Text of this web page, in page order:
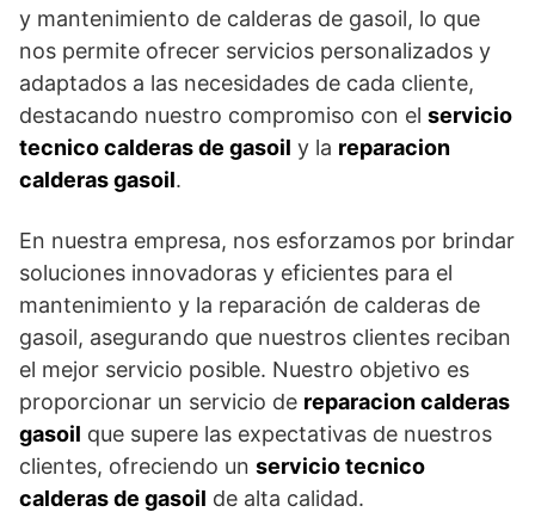
y mantenimiento de calderas de gasoil, lo que
nos permite ofrecer servicios personalizados y
adaptados a las necesidades de cada cliente,
destacando nuestro compromiso con el servicio
tecnico calderas de gasoil y la reparacion
calderas gasoil.
En nuestra empresa, nos esforzamos por brindar
soluciones innovadoras y eficientes para el
mantenimiento y la reparación de calderas de
gasoil, asegurando que nuestros clientes reciban
el mejor servicio posible. Nuestro objetivo es
proporcionar un servicio de reparacion calderas
gasoil que supere las expectativas de nuestros
clientes, ofreciendo un servicio tecnico
calderas de gasoil de alta calidad.